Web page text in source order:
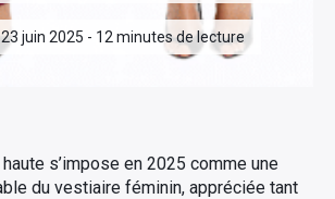
23 juin 2025 - 12 minutes de lecture
s’impose en 2025 comme une
du vestiaire féminin, appréciée tant